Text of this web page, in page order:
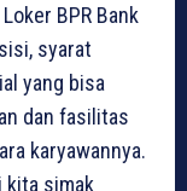
BPR Bank
syarat
yang bisa
dan fasilitas
karyawannya.
kita simak